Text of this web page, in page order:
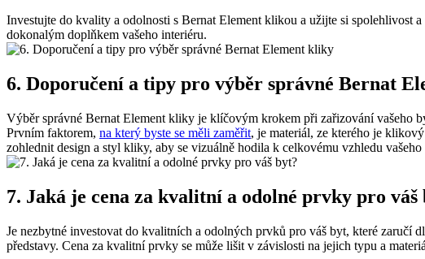
Investujte do ​kvality ​a odolnosti ⁣s Bernat Element klikou ⁣a užijte⁤ si spolehlivost
dokonalým doplňkem vašeho interiéru.
6. Doporučení a tipy pro výběr správné Bernat
Výběr správné Bernat Element kliky je klíčovým krokem při zařizování vašeho
Prvním ⁢faktorem, na který‍ byste se měli zaměřit,⁣ je materiál, ze‌ kterého je
zohlednit design a styl kliky, aby se vizuálně hodila k celkovému vzhledu vašeho⁢
7. Jaká je cena ⁢za kvalitní a odolné prvky pro váš
Je nezbytné investovat do ​kvalitních a odolných prvků pro váš byt, které zaručí
představy. Cena za kvalitní prvky se může lišit v závislosti na jejich ‌typu a